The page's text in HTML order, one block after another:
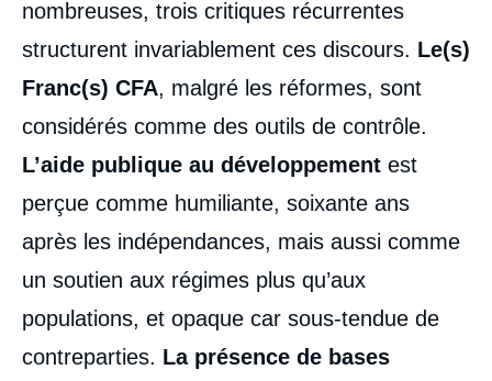
nombreuses, trois critiques récurrentes
structurent invariablement ces discours. Le(s)
Franc(s) CFA, malgré les réformes, sont
considérés comme des outils de contrôle.
L’aide publique au développement est
perçue comme humiliante, soixante ans
après les indépendances, mais aussi comme
un soutien aux régimes plus qu’aux
populations, et opaque car sous-tendue de
contreparties. La présence de bases